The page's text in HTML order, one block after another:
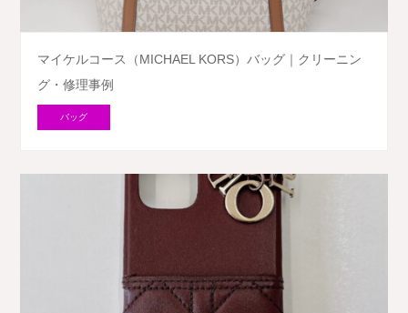
マイケルコース（MICHAEL KORS）バッグ｜クリーニン
グ・修理事例
バッグ